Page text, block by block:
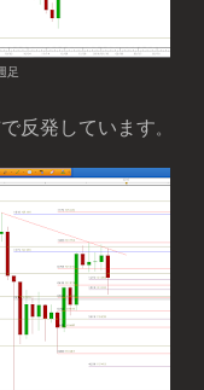
足
反発しています。